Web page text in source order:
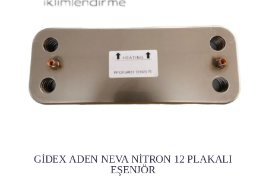
GİDEX ADEN NEVA NİTRON 12 PLAKALI
EŞENJÖR